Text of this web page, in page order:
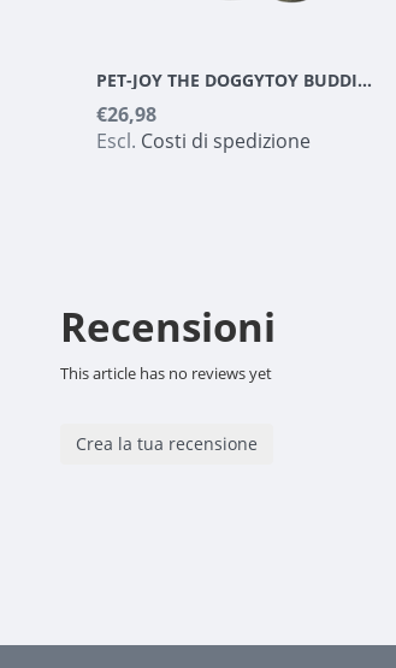
PET-JOY THE DOGGYTOY BUDDIES ELEFANTE
€26,98
Escl. Costi di spedizione
Recensioni
This article has no reviews yet
Crea la tua recensione